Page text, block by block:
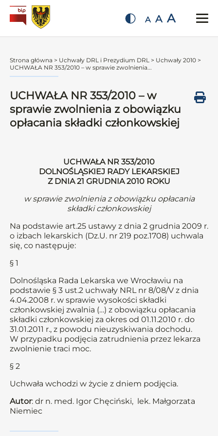
A A A
Strona główna > Uchwały DRL i Prezydium DRL > Uchwały 2010 >
UCHWAŁA NR 353/2010 – w sprawie zwolnienia...
UCHWAŁA NR 353/2010 – w
sprawie zwolnienia z obowiązku
opłacania składki członkowskiej
UCHWAŁA NR 353/2010
DOLNOŚLĄSKIEJ RADY LEKARSKIEJ
Z DNIA 21 GRUDNIA 2010 ROKU
w sprawie zwolnienia z obowiązku opłacania
składki członkowskiej
Na podstawie art.25 ustawy z dnia 2 grudnia 2009 r.
o izbach lekarskich (Dz.U. nr 219 poz.1708) uchwala
się, co następuje:
§ 1
Dolnośląska Rada Lekarska we Wrocławiu na
podstawie § 3 ust.2 uchwały NRL nr 8/08/V z dnia
4.04.2008 r. w sprawie wysokości składki
członkowskiej zwalnia (…) z obowiązku opłacania
składki członkowskiej za okres od 01.11.2010 r. do
31.01.2011 r., z powodu nieuzyskiwania dochodu.
W przypadku podjęcia zatrudnienia przez lekarza
zwolnienie traci moc.
§ 2
Uchwała wchodzi w życie z dniem podjęcia.
Autor: dr n. med. Igor Chęciński, lek. Małgorzata
Niemiec